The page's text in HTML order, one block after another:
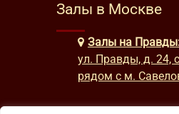
Залы в Москве
Залы на
ул. Правды, д. 24,
рядом с м.